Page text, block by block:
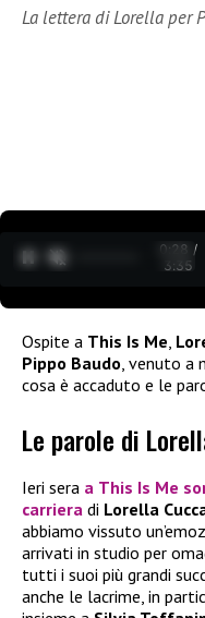
La lettera di Lorella per
0:29 /
3:35
Ospite a This Is Me
Pippo Baudo , venuto a
cosa è accaduto e le
Le parole di
Ieri sera a This Is Me
carriera di Lorella
abbiamo vissuto
arrivati in studio per
tutti i suoi più grandi
anche le lacrime, in